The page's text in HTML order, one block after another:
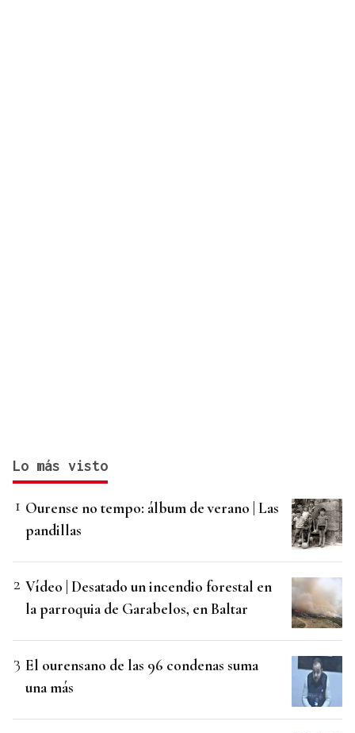
Lo más visto
Ourense no tempo: álbum de verano | Las
pandillas
Vídeo | Desatado un incendio forestal en
la parroquia de Garabelos, en Baltar
El ourensano de las 96 condenas suma
una más